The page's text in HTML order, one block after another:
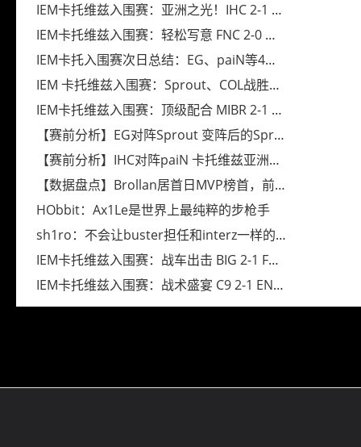
IEM卡托维兹入围赛：亚洲之光！IHC 2-1 FURIA
IEM卡托维兹入围赛：轻松写意 FNC 2-0 MIBR
IEM卡托入围赛次日总结：EG、paiN等4队淘汰
IEM 卡托维兹入围赛：Sprout、COL战胜对手晋级下一轮
IEM卡托维兹入围赛：顶级配合 MIBR 2-1 GH
【赛前分析】EG对阵Sprout 变阵后的Sprout能否赢下摆烂EG
【赛前分析】IHC对阵paiN 卡托维兹亚洲CS的最后希望
【数据盘点】Brollan居首日MVP榜首，前十选手都有哪些？
HObbit：Ax1Le是世界上最纯粹的步枪手
sh1ro：不会让buster担任和interz一样的角色
IEM卡托维兹入围赛：战车出击 BIG 2-1 FURIA
IEM卡托维兹入围赛：战术盛宴 C9 2-1 ENCE